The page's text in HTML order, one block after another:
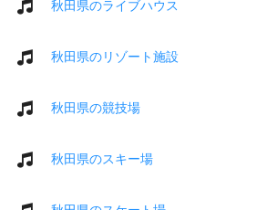
秋田県のライブハウス
秋田県のリゾート施設
秋田県の競技場
秋田県のスキー場